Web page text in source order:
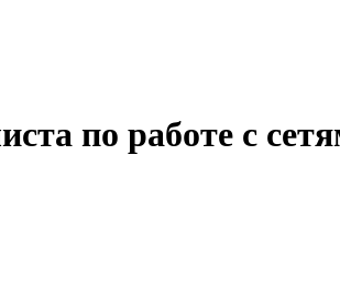
по работе с